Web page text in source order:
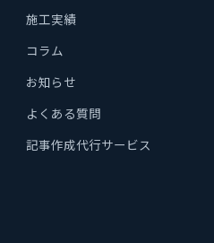
施工実績
コラム
お知らせ
よくある質問
記事作成代行サービス